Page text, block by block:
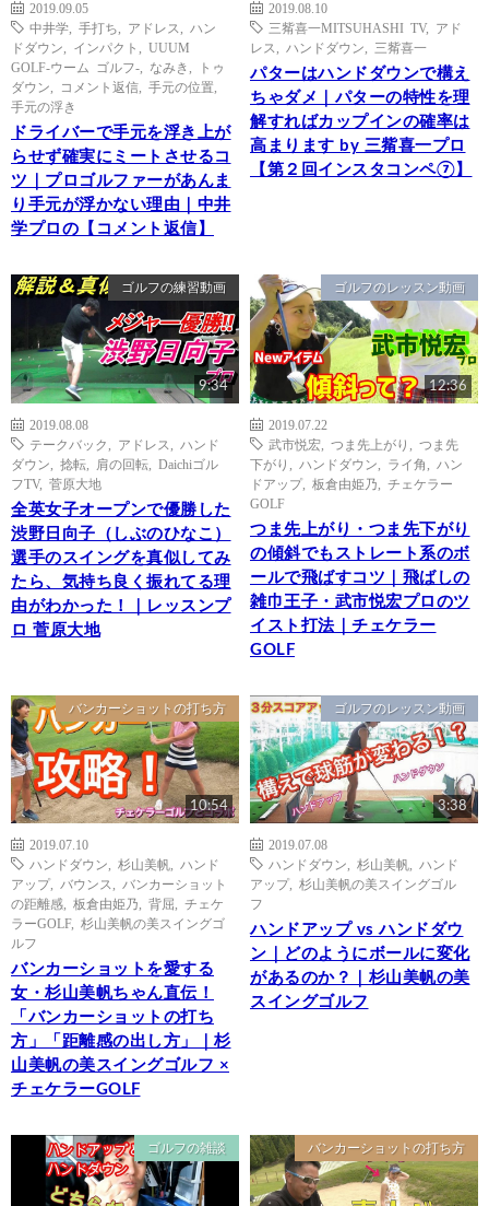
2019.09.05
中井学
手打ち アドレス
ハン
ドダウン
インパクト
UUUM
GOLF-ウーム ゴルフ-
なみき
トゥ
ダウン
コメント返信 手元の位置
手元の浮き
ドライバーで手元を浮き上が
らせず確実にミートさせるコ
ツ｜プロゴルファーがあんま
り手元が浮かない理由｜中井
学プロの【コメント返信】
2019.08.10
三觜喜一MITSUHASHI TV, アド
レス
ハンドダウン 三觜喜一
パターはハンドダウンで構え
ちゃダメ｜パターの特性を理
解すればカップインの確率は
高まります by 三觜喜一プロ
【第２回インスタコンペ⑦】
ゴルフの練習動画
9:34
2019.08.08
テークバック
アドレス
ハンド
ダウン
捻転 肩の回転
Daichiゴル
フTV, 菅原大地
全英女子オープンで優勝した
渋野日向子（しぶのひなこ）
選手のスイングを真似してみ
たら、気持ち良く振れてる理
由がわかった！｜レッスンプ
ロ 菅原大地
ゴルフのレッスン動画
12:36
2019.07.22
武市悦宏
つま先上がり
つま先
下がり
ハンドダウン ライ角
ハン
ドアップ, 板倉由姫乃
チェケラー
GOLF
つま先上がり・つま先下がり
の傾斜でもストレート系のボ
ールで飛ばすコツ｜飛ばしの
雑巾王子・武市悦宏プロのツ
イスト打法｜チェケラー
GOLF
バンカーショットの打ち方
10:54
2019.07.10
ハンドダウン
杉山美帆
ハンド
アップ, バウンス
バンカーショット
の距離感
板倉由姫乃 背屈
チェケ
ラーGOLF, 杉山美帆の美スイングゴ
ルフ
バンカーショットを愛する
女・杉山美帆ちゃん直伝！
「バンカーショットの打ち
方」「距離感の出し方」｜杉
山美帆の美スイングゴルフ ×
チェケラーGOLF
ゴルフのレッスン動画
3:38
2019.07.08
ハンドダウン
杉山美帆
ハンド
アップ, 杉山美帆の美スイングゴル
フ
ハンドアップ vs ハンドダウ
ン｜どのようにボールに変化
があるのか？｜杉山美帆の美
スイングゴルフ
ゴルフの雑談 バンカーショットの打ち方